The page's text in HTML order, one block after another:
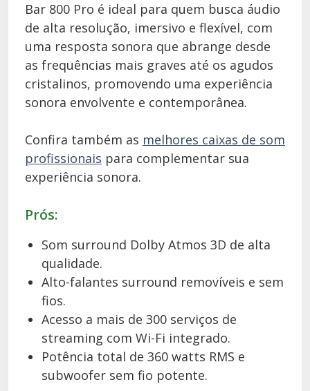
Bar 800 Pro é ideal para quem busca áudio
de alta resolução, imersivo e flexível, com
uma resposta sonora que abrange desde
as frequências mais graves até os agudos
cristalinos, promovendo uma experiência
sonora envolvente e contemporânea.
Confira também as melhores caixas de som
profissionais para complementar sua
experiência sonora.
Prós:
Som surround Dolby Atmos 3D de alta
qualidade.
Alto-falantes surround removíveis e sem
fios.
Acesso a mais de 300 serviços de
streaming com Wi-Fi integrado.
Potência total de 360 watts RMS e
subwoofer sem fio potente.